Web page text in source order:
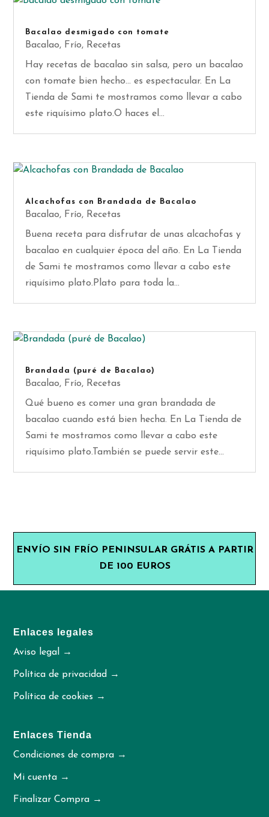
Bacalao desmigado con tomate
Bacalao, Frío, Recetas
Hay recetas de bacalao sin salsa, pero un bacalao
con tomate bien hecho... es espectacular. En La
Tienda de Sami te mostramos como llevar a cabo
este riquísimo plato.O haces el...
Alcachofas con Brandada de Bacalao
Bacalao, Frío, Recetas
Buena receta para disfrutar de unas alcachofas y
bacalao en cualquier época del año. En La Tienda
de Sami te mostramos como llevar a cabo este
riquísimo plato.Plato para toda la...
Brandada (puré de Bacalao)
Bacalao, Frío, Recetas
Qué bueno es comer una gran brandada de
bacalao cuando está bien hecha. En La Tienda de
Sami te mostramos como llevar a cabo este
riquísimo plato.También se puede servir este...
ENVÍO SIN FRÍO PENINSULAR GRÁTIS A PARTIR
DE 100 EUROS
Enlaces legales
Aviso legal →
Política de privacidad →
Política de cookies →
Enlaces Tienda
Condiciones de compra →
Mi cuenta →
Finalizar Compra →